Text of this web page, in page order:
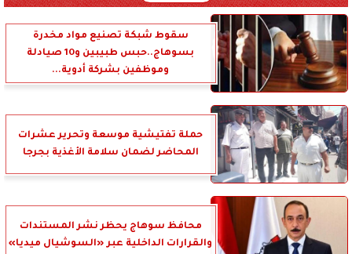
سقوط شبكة تصنيع مواد مخدرة
بسوهاج..حبس طبيبين و10 صيادلة
وموظفين بشركة أدوية...
حملة تفتيشية موسعة وتحرير عشرات
المحاضر لضمان سلامة الأغذية بجرجا
محافظ سوهاج يحظر نشر المستندات
والقرارات الداخلية عبر «السوشيال ميديا»